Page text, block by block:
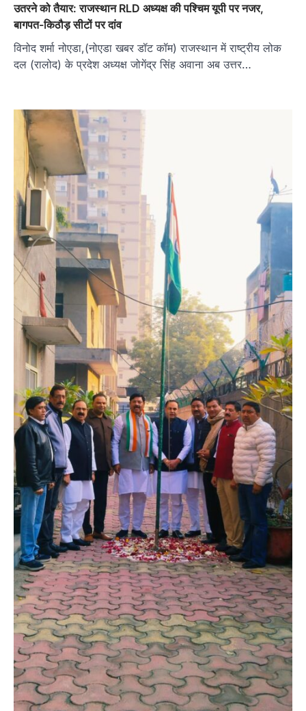
उतरने को तैयार: राजस्थान RLD अध्यक्ष की पश्चिम यूपी पर नजर,
बागपत-किठौड़ सीटों पर दांव
विनोद शर्मा नोएडा,(नोएडा खबर डॉट कॉम) राजस्थान में राष्ट्रीय लोक
दल (रालोद) के प्रदेश अध्यक्ष जोगेंद्र सिंह अवाना अब उत्तर…